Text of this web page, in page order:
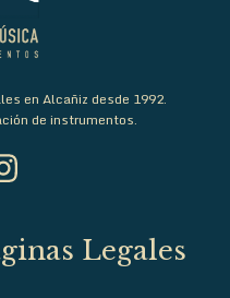
en Alcañiz desde 1992.
de instrumentos.
Legales